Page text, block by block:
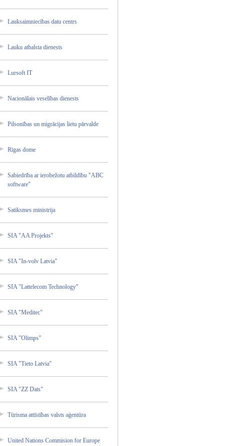
Lauksai­mniecīb­as datu centrs
Lauku atbalst­a dienest­s
Lursoft IT
Nacionā­lais veselīb­as dienest­s
Pilsonī­bas un migrāci­jas lietu pārvald­e
Rīgas dome
Sabiedr­ība ar ierobež­otu atbildī­bu "ABC
softwar­e"
Satiksm­es ministr­ija
SIA "AA Projekt­s"
SIA "In-vol­v Latvia"
SIA "Lattel­ecom Technol­ogy"
SIA "Medite­c"
SIA "Olimps­"
SIA "Tieto Latvia"
SIA "ZZ Dats"
Tūrisma attīstī­bas valsts aģentūr­a
United Nations Commisi­on for Europe